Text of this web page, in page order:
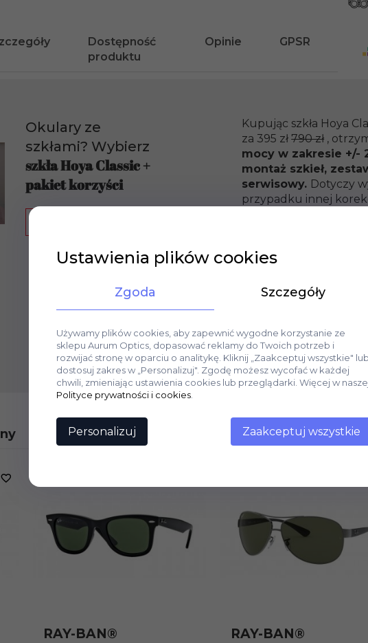
Dostępność
produktu
Opinie GPSR
Okulary ze
szkłami? Wybierz
szkła Hoya Classic +
pakiet korzyści
Kupując szkła Hoya
za 395 zł790 zł ,
mocy w zakresie +/-
montaż szkieł,
serwisowy. Dotyczy
przypadku innej
RAY-BAN®
RAY-BAN®
Ustawienia plików cookies
Zgoda Szczegóły
Używamy plików cookies, aby zapewnić wygodne korzystanie ze
sklepu Aurum Optics, dopasować reklamy do Twoich potrzeb i
rozwijać stronę w oparciu o analitykę. Kliknij „Zaakceptuj wszystkie"
dostosuj zakres w „Personalizuj". Zgodę możesz wycofać w każdej
chwili, zmieniając ustawienia cookies lub przeglądarki. Więcej w
Polityce prywatności i cookies
Personalizuj Zaakceptuj wszystkie